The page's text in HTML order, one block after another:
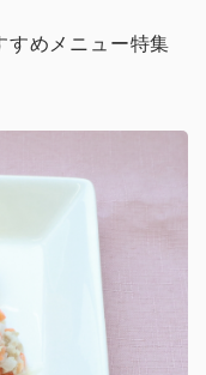
すめメニュー特集